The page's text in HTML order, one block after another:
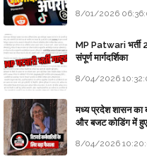
8/01/2026
MP Patwari भर्ती
संपूर्ण मार्गदर्शिका
8/04/2026
मध्य प्रदेश शासन का
और बजट कोडिंग में हुए
8/04/2026